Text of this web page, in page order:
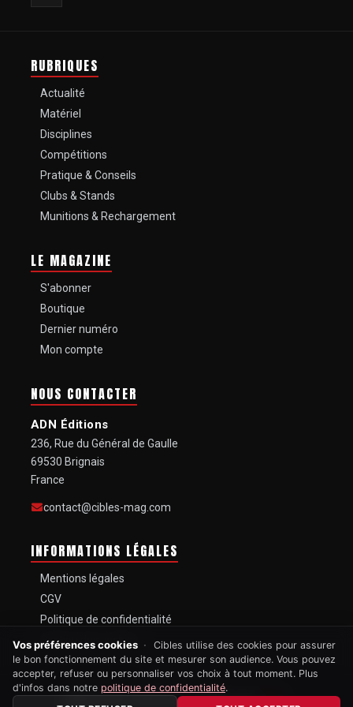
RUBRIQUES
Actualité
Matériel
Disciplines
Compétitions
Pratique & Conseils
Clubs & Stands
Munitions & Rechargement
LE MAGAZINE
S'abonner
Boutique
Dernier numéro
Mon compte
NOUS CONTACTER
ADN Éditions
236, Rue du Général de Gaulle
69530 Brignais
France
contact@cibles-mag.com
INFORMATIONS LÉGALES
Mentions légales
CGV
Politique de confidentialité
Gestion des cookies
MAGAZINE MENSUEL FONDÉ EN1967
Vos préférences cookies
Cibles utilise des cookies pour assurer
le bon fonctionnement du site et mesurer son audience. Vous pouvez
accepter, refuser ou personnaliser vos choix à tout moment. Plus
d'infos dans notre politique de confidentialité.